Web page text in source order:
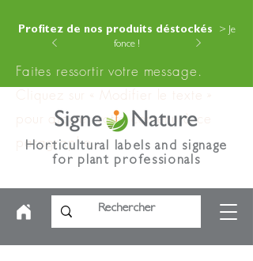
Profitez de nos produits déstockés
> Je
fonce !
Faites ressortir votre message.
Cliquez sur « Modifier le texte »
pour ajouter votre contenu à ce
paragraphe.
Horticultural labels and signage
for plant professionals